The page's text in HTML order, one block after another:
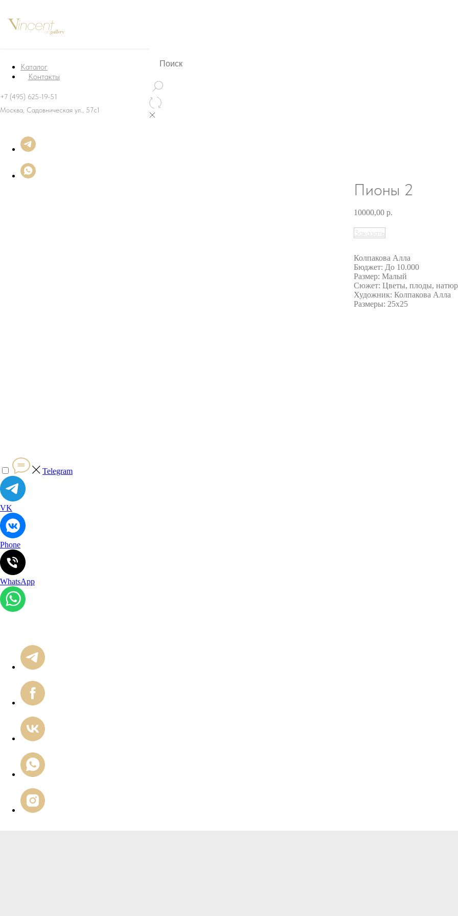
Каталог
Контакты
+7 (495) 625-19-51
Москва, Садовническая ул., 57с1
Пионы 2
10000,00 р.
Заказать
Колпакова Алла
Бюджет: До 10.000
Размер: Малый
Сюжет: Цветы, плоды,
Художник: Колпакова Алла
Размеры: 25х25
Telegram
VK
Phone
WhatsApp